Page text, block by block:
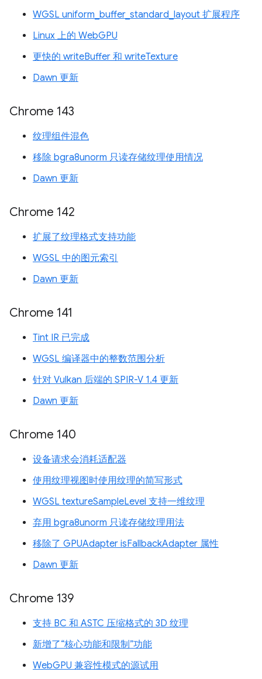
WGSL uniform_buffer_standard_layout 扩展程序
Linux 上的 WebGPU
更快的 writeBuffer 和 writeTexture
Dawn 更新
Chrome 143
纹理组件混色
移除 bgra8unorm 只读存储纹理使用情况
Dawn 更新
Chrome 142
扩展了纹理格式支持功能
WGSL 中的图元索引
Dawn 更新
Chrome 141
Tint IR 已完成
WGSL 编译器中的整数范围分析
针对 Vulkan 后端的 SPIR-V 1.4 更新
Dawn 更新
Chrome 140
设备请求会消耗适配器
使用纹理视图时使用纹理的简写形式
WGSL textureSampleLevel 支持一维纹理
弃用 bgra8unorm 只读存储纹理用法
移除了 GPUAdapter isFallbackAdapter 属性
Dawn 更新
Chrome 139
支持 BC 和 ASTC 压缩格式的 3D 纹理
新增了“核心功能和限制”功能
WebGPU 兼容性模式的源试用